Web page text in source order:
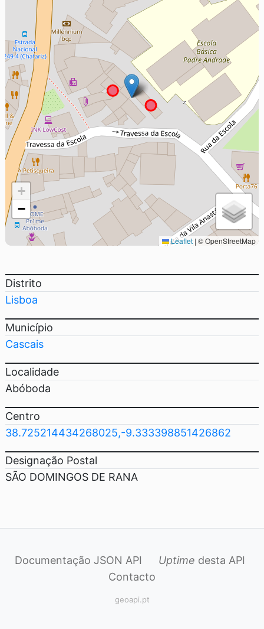
+
−
Leaflet | © OpenStreetMap
Distrito
Lisboa
Município
Cascais
Localidade
Abóboda
Centro
38.725214434268025,-9.333398851426862
Designação Postal
SÃO DOMINGOS DE RANA
Documentação JSON API Uptime desta API
Contacto
geoapi.pt